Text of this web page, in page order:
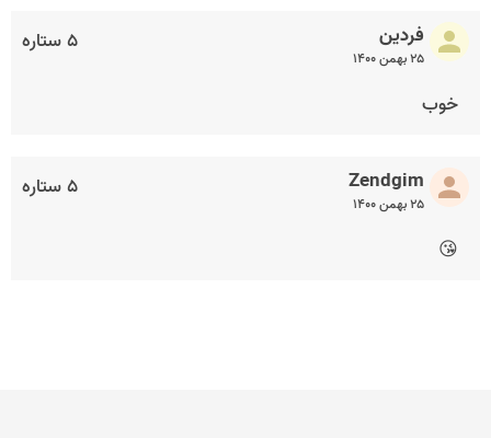
۵ ستاره فردین
۲۵ بهمن ۱۴۰۰
خوب
۵ ستاره Zendgim
۲۵ بهمن ۱۴۰۰
😘